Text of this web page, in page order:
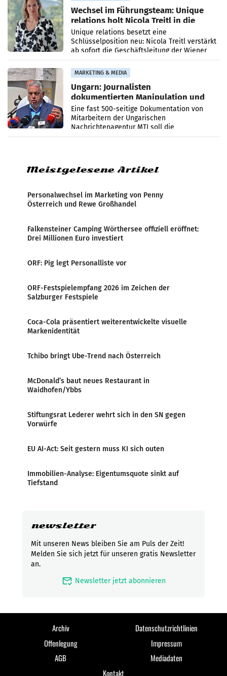
Wechsel im Führungsteam: Unique
relations holt Nicola Treitl in die
Geschäftsleitung
Unique relations besetzt eine
Schlüsselposition neu: Nicola Treitl verstärkt
ab sofort die Geschäftsleitung der Wiener
PR-Agentur an der Seite von Josef Kalina und
Anna Kalina-Mahr.
MARKETING & MEDIA
Ungarn: Journalisten
dokumentierten Manipulation und
Zensur
Eine fast 500-seitige Dokumentation von
Mitarbeitern der Ungarischen
Nachrichtenagentur MTI soll die
systematische Nachrichten-Manipulation und
Meistgelesene Artikel
Personalwechsel im Marketing von Penny
Österreich und Rewe Großhandel
Falkensteiner Camping Wörthersee offiziell eröffnet:
Drei Millionen Euro investiert
ORF: Pig legt Personalliste vor
ORF-Festspielempfang 2026 im Zeichen der
Salzburger Festspiele
Coca-Cola präsentiert weiterentwickelte visuelle
Markenidentität
Tchibo bringt Ube-Trend nach Österreich
McDonald’s baut neues Restaurant in
Waidhofen/Ybbs
Stiftungsrat Lederer wehrt sich in den SN gegen
Vorwürfe
EU AI-Act: Seit gestern muss KI sich outen
Immobilien-Analyse: Eigentumsquote sinkt auf
Tiefstand
newsletter
Mit unseren News bleiben Sie am Puls der Zeit!
Melden Sie sich jetzt für unseren gratis Newsletter
an.
mark_email_read Newsletter jetzt abonnieren
Archiv
Datenschutzrichtlinien
Offenlegung
Impressum
AGB
Mediadaten
Kontakt